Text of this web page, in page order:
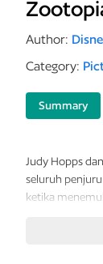
Author:
Category:
Summary
Judy Hoppsdan
seluruh penjuru
ketika